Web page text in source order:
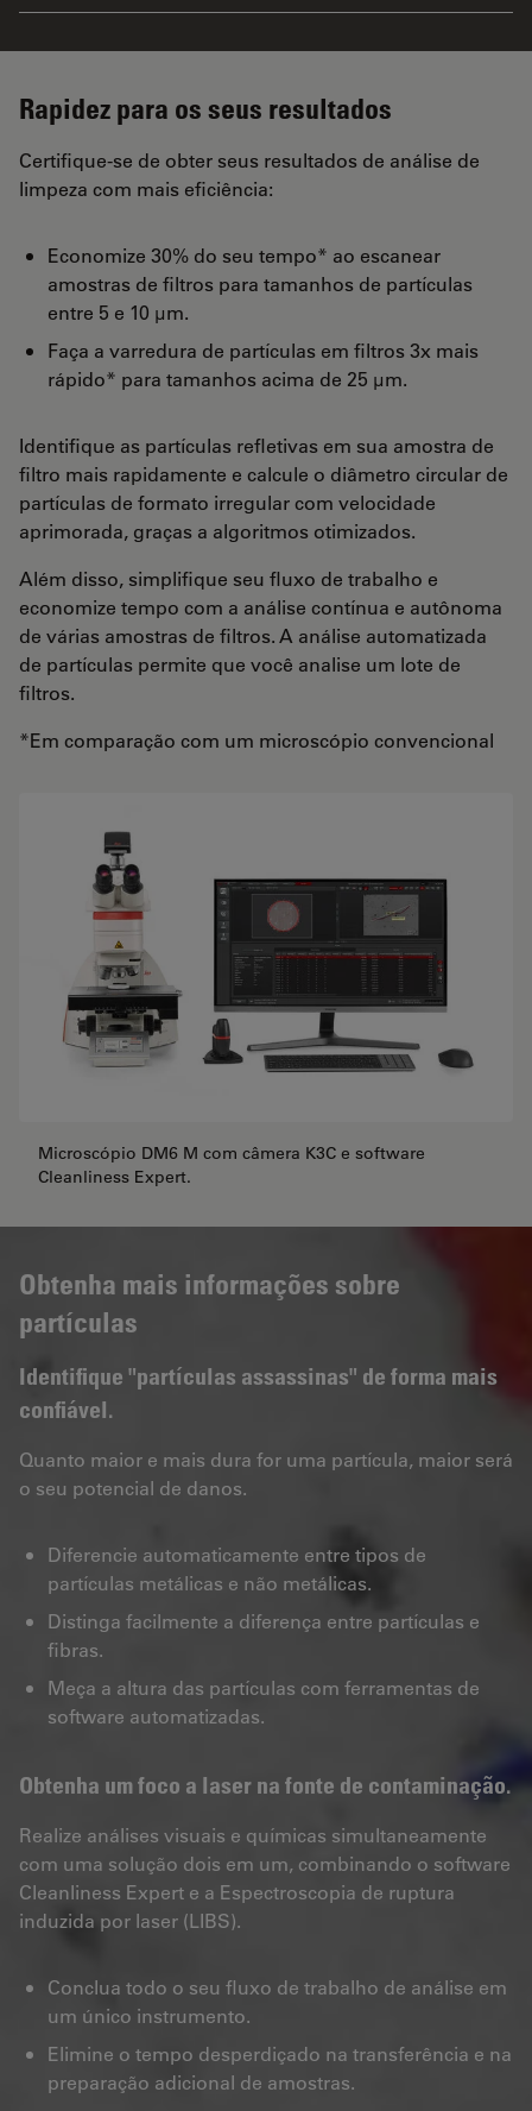
Rapidez para os seus resultados
Certifique-se de obter seus resultados de análise de
limpeza com mais eficiência:
Economize 30% do seu tempo* ao escanear
amostras de filtros para tamanhos de partículas
entre 5 e 10 µm.
Faça a varredura de partículas em filtros 3x mais
rápido* para tamanhos acima de 25 µm.
Identifique as partículas refletivas em sua amostra de
filtro mais rapidamente e calcule o diâmetro circular de
partículas de formato irregular com velocidade
aprimorada, graças a algoritmos otimizados.
Além disso, simplifique seu fluxo de trabalho e
economize tempo com a análise contínua e autônoma
de várias amostras de filtros. A análise automatizada
de partículas permite que você analise um lote de
filtros.
*Em comparação com um microscópio convencional
Microscópio DM6 M com câmera K3C e software
Cleanliness Expert.
Obtenha mais informações sobre
partículas
Identifique "partículas assassinas" de forma mais
confiável.
Quanto maior e mais dura for uma partícula, maior será
o seu potencial de danos.
Diferencie automaticamente entre tipos de
partículas metálicas e não metálicas.
Distinga facilmente a diferença entre partículas e
fibras.
Meça a altura das partículas com ferramentas de
software automatizadas.
Obtenha um foco a laser na fonte de contaminação.
Realize análises visuais e químicas simultaneamente
com uma solução dois em um, combinando o software
Cleanliness Expert e a Espectroscopia de ruptura
induzida por laser (LIBS).
Conclua todo o seu fluxo de trabalho de análise em
um único instrumento.
Elimine o tempo desperdiçado na transferência e na
preparação adicional de amostras.